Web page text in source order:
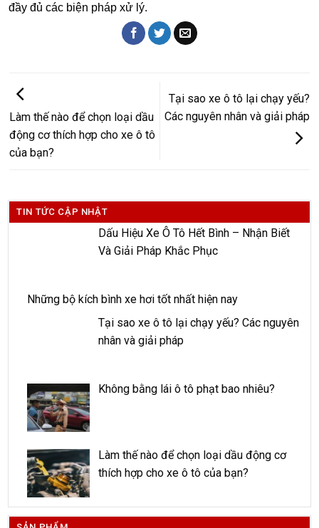
đầy đủ các biện pháp xử lý.
Làm thế nào để chọn loại dầu
động cơ thích hợp cho xe ô tô
của bạn?
Tại sao xe ô tô lại chạy yếu?
Các nguyên nhân và giải pháp
TIN TỨC CẬP NHẬT
Dấu Hiệu Xe Ô Tô Hết Bình – Nhận Biết
Và Giải Pháp Khắc Phục
Những bộ kích bình xe hơi tốt nhất hiện nay
Tại sao xe ô tô lại chạy yếu? Các nguyên
nhân và giải pháp
Không bằng lái ô tô phạt bao nhiêu?
Làm thế nào để chọn loại dầu động cơ
thích hợp cho xe ô tô của bạn?